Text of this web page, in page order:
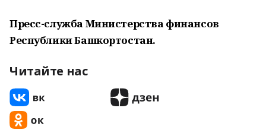
Пресс-служба Министерства финансов
Республики Башкортостан.
Читайте нас